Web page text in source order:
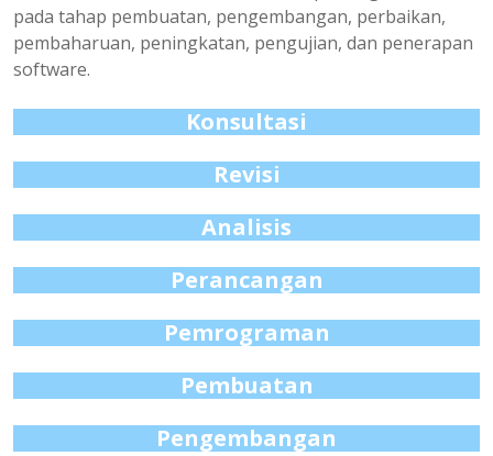
pada tahap pembuatan, pengembangan, perbaikan,
pembaharuan, peningkatan, pengujian, dan penerapan
software.
Konsultasi
Revisi
Analisis
Perancangan
Pemrograman
Pembuatan
Pengembangan